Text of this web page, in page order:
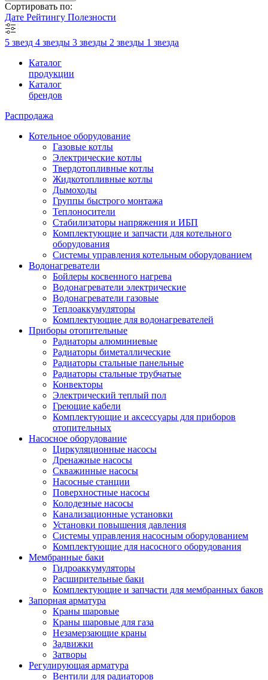
Сортировать по:
Дате Рейтингу Полезности
5 звезд 4 звезды 3 звезды 2 звезды 1 звезда
Каталог
продукции
Каталог
брендов
Распродажа
Котельное оборудование
Газовые котлы
Электрические котлы
Твердотопливные котлы
Жидкотопливные котлы
Дымоходы
Группы быстрого монтажа
Теплоносители
Стабилизаторы напряжения и ИБП
Комплектующие и запчасти для котельного
оборудования
Системы управления котельным оборудованием
Водонагреватели
Бойлеры косвенного нагрева
Водонагреватели электрические
Водонагреватели газовые
Теплоаккумуляторы
Комплектующие для водонагревателей
Приборы отопительные
Радиаторы алюминиевые
Радиаторы биметаллические
Радиаторы стальные панельные
Радиаторы стальные трубчатые
Конвекторы
Электрический теплый пол
Греющие кабели
Комплектующие и аксессуары для приборов
отопительных
Насосное оборудование
Циркуляционные насосы
Дренажные насосы
Скважинные насосы
Насосные станции
Поверхностные насосы
Колодезные насосы
Канализационные установки
Установки повышения давления
Системы управления насосным оборудованием
Комплектующие для насосного оборудования
Мембранные баки
Гидроаккумуляторы
Расширительные баки
Комплектующие и запчасти для мембранных баков
Запорная арматура
Краны шаровые
Краны шаровые для газа
Незамерзающие краны
Задвижки
Затворы
Регулирующая арматура
Вентили для радиаторов